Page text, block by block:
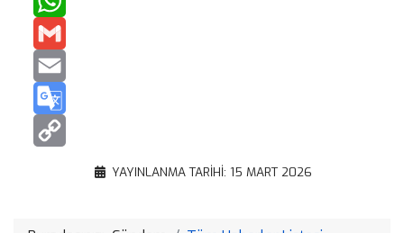
Translate
Copy
YAYINLANMA TARIHI: 15 MART 2026